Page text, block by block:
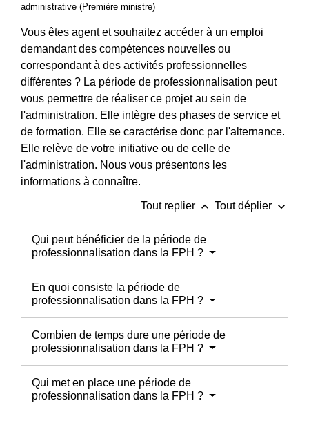
administrative (Première ministre)
Vous êtes agent et souhaitez accéder à un emploi
demandant des compétences nouvelles ou
correspondant à des activités professionnelles
différentes ? La période de professionnalisation peut
vous permettre de réaliser ce projet au sein de
l'administration. Elle intègre des phases de service et
de formation. Elle se caractérise donc par l'alternance.
Elle relève de votre initiative ou de celle de
l'administration. Nous vous présentons les
informations à connaître.
Tout replier keyboard_arrow_up Tout déplier keyboard_arrow_down
Qui peut bénéficier de la période de
professionnalisation dans la FPH ?
En quoi consiste la période de
professionnalisation dans la FPH ?
Combien de temps dure une période de
professionnalisation dans la FPH ?
Qui met en place une période de
professionnalisation dans la FPH ?